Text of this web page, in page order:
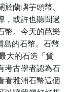
蘭嶼芋頭幣、
，或許也聽聞過
幣。今天的芭樂
島的石幣。石幣
大的石造「貨
考古學者認為石
看雅浦石幣這個